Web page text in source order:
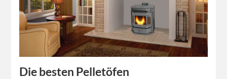
Die besten Pelletöfen